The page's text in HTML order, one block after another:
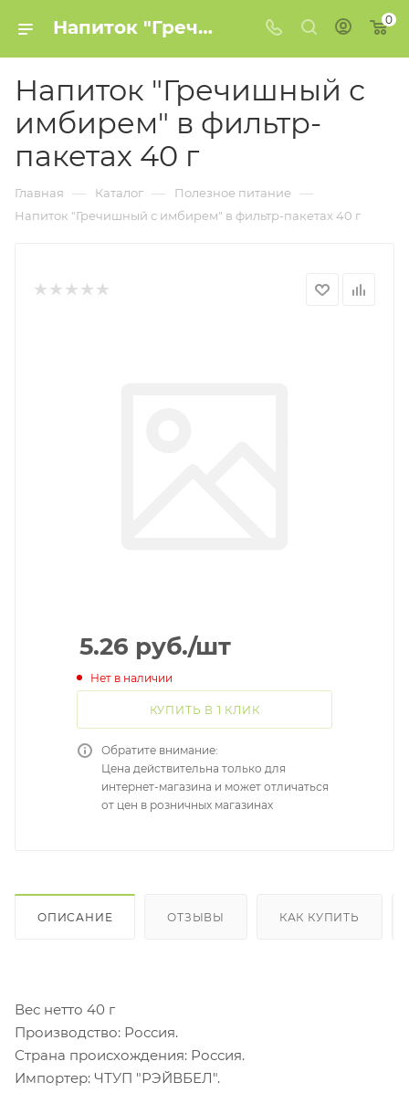
Напиток "Гречишный с имбирем" в фильтр-пакетах 40 г купить в Минске 0
Напиток "Гречишный с
имбирем" в фильтр-
пакетах 40 г
Главная — Каталог — Полезное питание —
Напиток "Гречишный с имбирем" в фильтр-пакетах 40 г
5.26 руб./шт
Нет в наличии
КУПИТЬ В 1 КЛИК
Обратите внимание:
Цена действительна только для
интернет-магазина и может отличаться
от цен в розничных магазинах
ОПИСАНИЕ ОТЗЫВЫ КАК КУПИТЬ
Вес нетто 40 г
Производство: Россия.
Страна происхождения: Россия.
Импортер: ЧТУП "РЭЙВБЕЛ".